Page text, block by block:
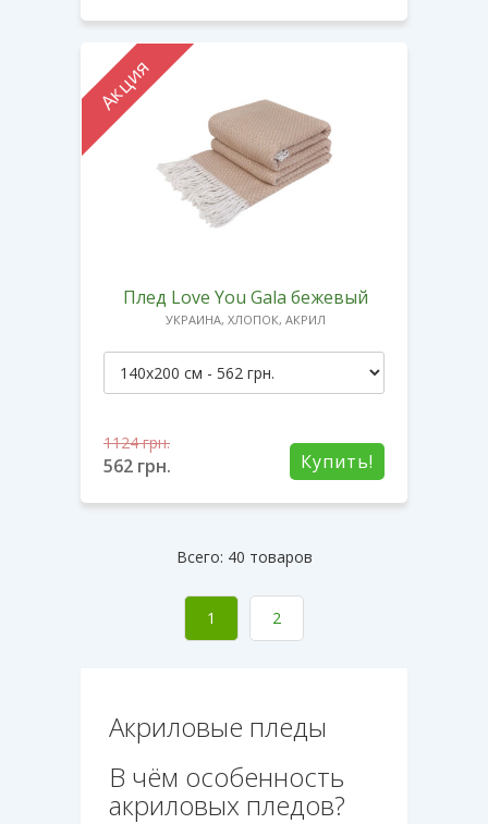
Акция
Плед Love You Gala бежевый
УКРАИНА, ХЛОПОК, АКРИЛ
Купить!
1124грн.
562 грн.
Всего: 40 товаров
1 2
Акриловые пледы
В чём особенность
акриловых пледов?